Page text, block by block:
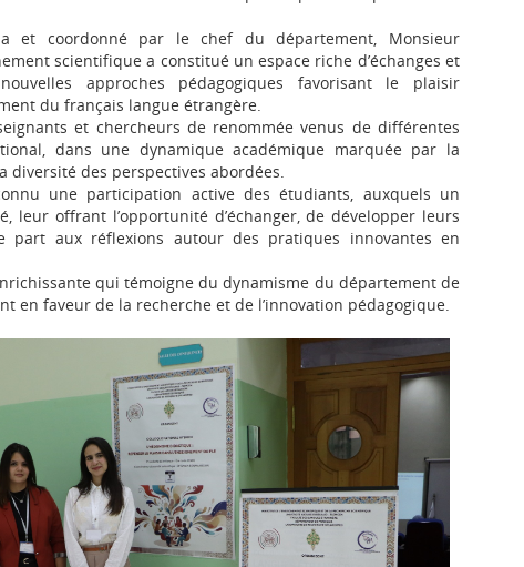
et coordonné par le chef du département, Monsieur
scientifique a constitué un espace riche d’échanges et
approches pédagogiques favorisant le plaisir
du français langue étrangère.
et chercheurs de renommée venus de différentes
dans une dynamique académique marquée par la
diversité des perspectives abordées.
une participation active des étudiants, auxquels un
leur offrant l’opportunité d’échanger, de développer leurs
part aux réflexions autour des pratiques innovantes en
qui témoigne du dynamisme du département de
en faveur de la recherche et de l’innovation pédagogique.